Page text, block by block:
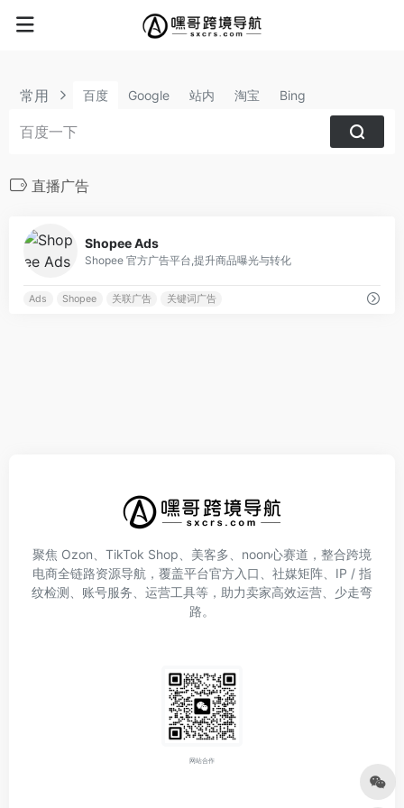
常用 百度 Google 站内 淘宝 Bing
直播广告
Shopee Ads
Shopee 官方广告平台,提升商品曝光与转化
Ads Shopee 关联广告 关键词广告
聚焦 Ozon、TikTok Shop、美客多、noon心赛道，整合跨境
电商全链路资源导航，覆盖平台官方入口、社媒矩阵、IP / 指
纹检测、账号服务、运营工具等，助力卖家高效运营、少走弯
路。
网站合作